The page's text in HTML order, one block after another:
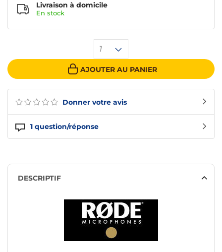
Donner votre avis
1 question/réponse
1
AJOUTER AU PANIER
Livraison à domicile
En stock
DESCRIPTIF